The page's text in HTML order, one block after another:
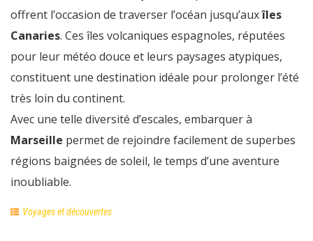
offrent l’occasion de traverser l’océan jusqu’auxîles
Canaries. Ces îles volcaniques espagnoles, réputées
pour leur météo douce et leurs paysages atypiques,
constituent une destination idéale pour prolonger l’été
très loin du continent.
Avec une telle diversité d’escales, embarquer à
Marseille permet de rejoindre facilement de superbes
régions baignées de soleil, le temps d’une aventure
inoubliable.
Voyages et découvertes